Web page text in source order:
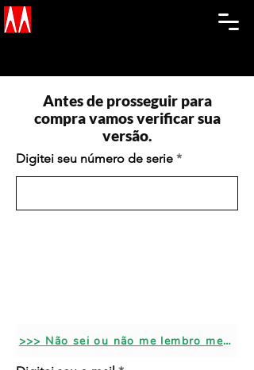
Antes de prosseguir para
compra vamos verificar sua
versão.
Digitei seu número de serie
>>> Não sei ou não me lembro meu